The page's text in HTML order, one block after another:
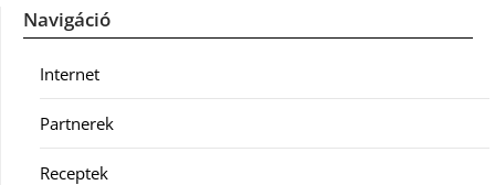
Navigáció
Internet
Partnerek
Receptek